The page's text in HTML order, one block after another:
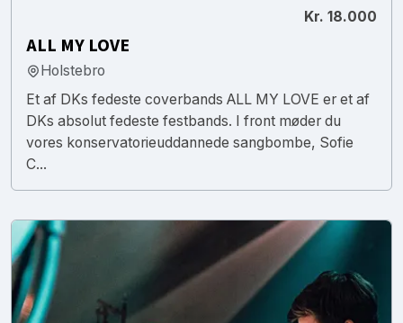
Kr. 18.000
ALL MY LOVE
Holstebro
Et af DKs fedeste coverbands ALL MY LOVE er et af
DKs absolut fedeste festbands. I front møder du
vores konservatorieuddannede sangbombe, Sofie
C...